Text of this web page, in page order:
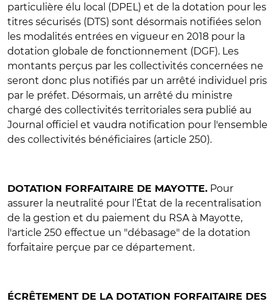
particulière élu local (DPEL) et de la dotation pour les
titres sécurisés (DTS) sont désormais notifiées selon
les modalités entrées en vigueur en 2018 pour la
dotation globale de fonctionnement (DGF). Les
montants perçus par les collectivités concernées ne
seront donc plus notifiés par un arrêté individuel pris
par le préfet. Désormais, un arrêté du ministre
chargé des collectivités territoriales sera publié au
Journal officiel et vaudra notification pour l'ensemble
des collectivités bénéficiaires (article 250).
DOTATION FORFAITAIRE DE MAYOTTE. Pour
assurer la neutralité pour l’État de la recentralisation
de la gestion et du paiement du RSA à Mayotte,
l'article 250 effectue un "débasage" de la dotation
forfaitaire perçue par ce département.
ÉCRÊTEMENT DE LA DOTATION FORFAITAIRE DES